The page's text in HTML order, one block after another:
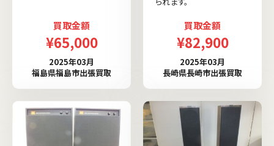
買取金額
¥65,000
2025年03月
福島県福島市出張買取
買取金額
¥82,900
2025年03月
長崎県長崎市出張買取